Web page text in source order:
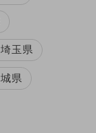
埼玉県
県